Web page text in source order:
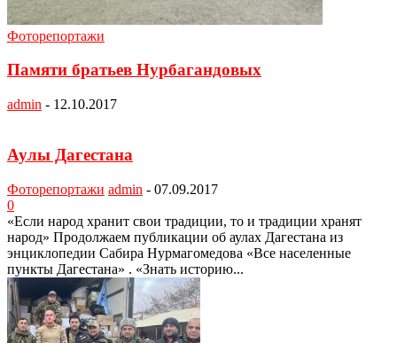
Фоторепортажи
Памяти братьев Нурбагандовых
admin - 12.10.2017
Аулы Дагестана
Фоторепортажи admin - 07.09.2017
0
«Если народ хранит свои традиции, то и традиции хранят
народ» Продолжаем публикации об аулах Дагестана из
энциклопедии Сабира Нурмагомедова «Все населенные
пункты Дагестана» . «Знать историю...